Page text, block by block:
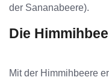
der Sananabeere).
Die
Mit der Himmihbeere